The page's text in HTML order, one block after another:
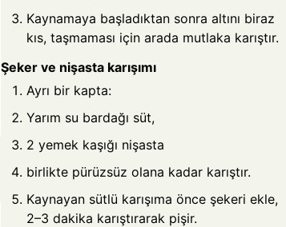
Kaynamaya başladıktan sonra altını biraz
kıs, taşmaması için arada mutlaka karıştır.
Şeker ve nişasta karışımı
Ayrı bir kapta:
Yarım su bardağı süt,
2 yemek kaşığı nişasta
birlikte pürüzsüz olana kadar karıştır.
Kaynayan sütlü karışıma önce şekeri ekle,
2–3 dakika karıştırarak pişir.